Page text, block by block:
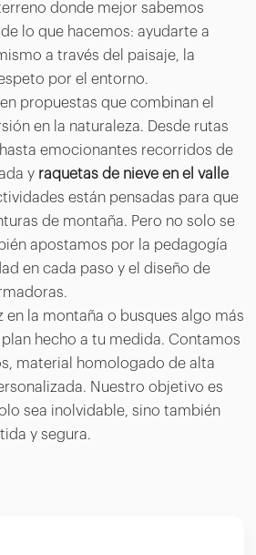
donde mejor sabemos
lo que hacemos: ayudarte a
a través del paisaje, la
por el entorno.
propuestas que combinan el
en la naturaleza. Desde rutas
emocionantes recorridos de
y raquetas de nieve en el valle
están pensadas para que
de montaña. Pero no solo se
apostamos por la pedagogía
en cada paso y el diseño de
en la montaña o busques algo más
hecho a tu medida. Contamos
material homologado de alta
Nuestro objetivo es
sea inolvidable, sino también
y segura.